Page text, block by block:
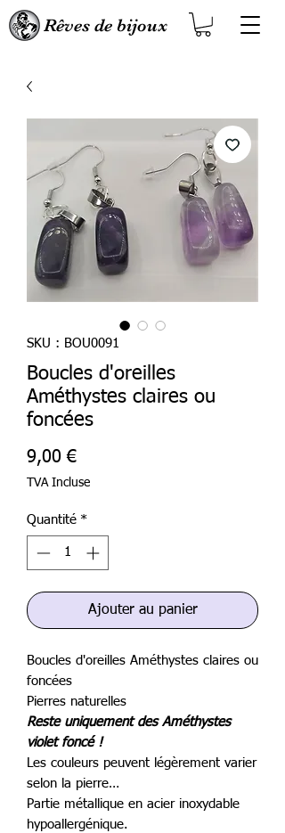
Rêves de bijoux
SKU : BOU0091
Boucles d'oreilles
Améthystes claires ou
foncées
9,00 €Prix
TVA Incluse
Quantité *
Ajouter au panier
Boucles d'oreilles Améthystes claires ou
foncées
Pierres naturelles
Reste uniquement des Améthystes
violet foncé !
Les couleurs peuvent légèrement varier
selon la pierre…
Partie métallique en acier inoxydable
hypoallergénique.